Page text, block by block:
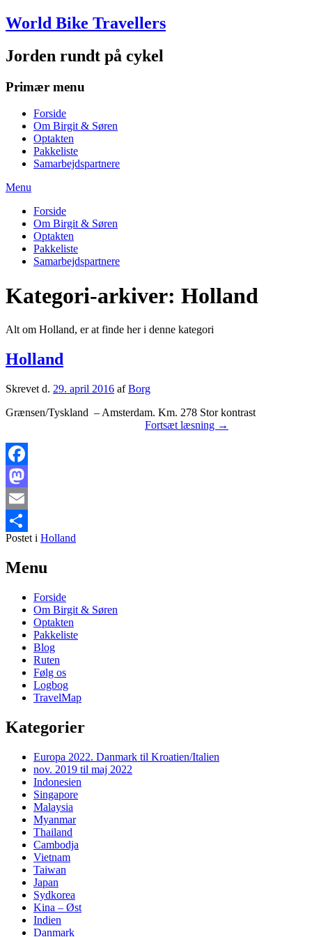
Skip
to
World Bike Travellers
Jorden rundt på cykel
Primær menu
Forside
Om Birgit & Søren
Optakten
Pakkeliste
Samarbejdspartnere
Menu
Forside
Om Birgit & Søren
Optakten
Pakkeliste
Samarbejdspartnere
Kategori-arkiver: Holland
Alt om Holland, er at finde her i denne kategori
Holland
Skrevet d. 29. april 2016 afBorg
Grænsen/Tyskland – Amsterdam. Km. 278 Stor kontrast
Fortsæt læsning Holland
→
Facebook
Mastodon
Email
Share
Postet i Holland
Primary
Widget
Area
Menu
Forside
Om Birgit & Søren
Optakten
Pakkeliste
Blog
Ruten
Følg os
Logbog
TravelMap
Kategorier
Europa 2022. Danmark til Kroatien/Italien
nov. 2019 til maj 2022
Indonesien
Singapore
Malaysia
Myanmar
Thailand
Cambodja
Vietnam
Taiwan
Japan
Sydkorea
Kina – Øst
Indien
Danmark